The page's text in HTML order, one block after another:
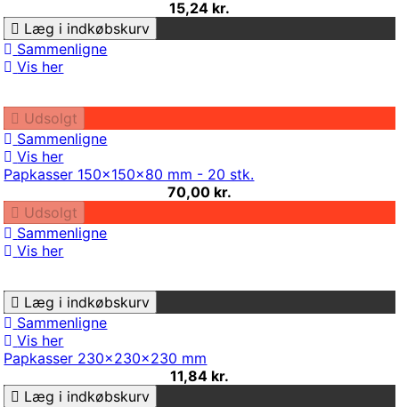
15,24 kr.
Læg i indkøbskurv
Sammenligne
Vis her
Udsolgt
Sammenligne
Vis her
Papkasser 150x150x80 mm - 20 stk.
70,00 kr.
Udsolgt
Sammenligne
Vis her
Læg i indkøbskurv
Sammenligne
Vis her
Papkasser 230x230x230 mm
11,84 kr.
Læg i indkøbskurv